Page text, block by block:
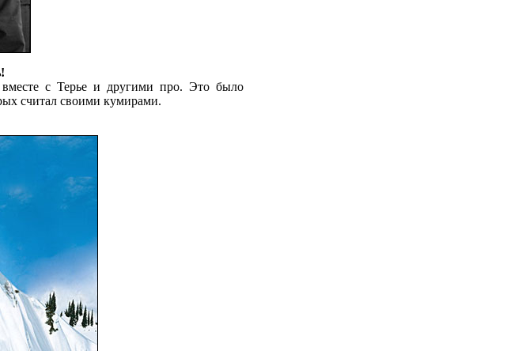
с Терье и другими про. Это было
считал своими кумирами.